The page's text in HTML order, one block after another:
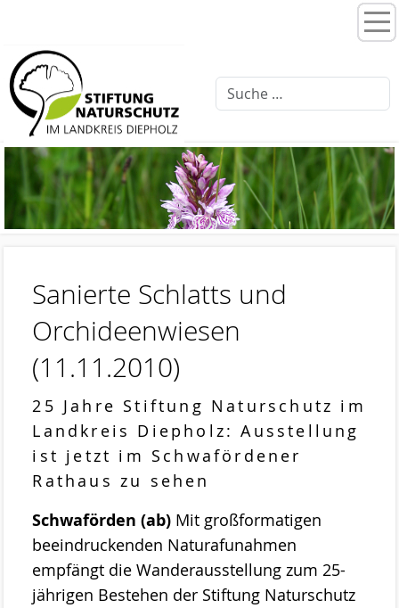
Home
Stiftungsprogramme
Moorentwicklung 3.0
Schlattprogramm
Fließgewässerrenaturierung
Ellernbäke
Brammer Bach
Feuchtwiesenpflege
Artenschutz
Stemweder Berg
Obstwiese „Auf den Bröken“
Sortenliste/Pflanzplan
Entwicklung von Obstwiesen in NW-
Deutschland
Heideentwicklung
Sanierte Schlatts und
Orchideenwiesen
(11.11.2010)
25 Jahre Stiftung Naturschutz im
Landkreis Diepholz: Ausstellung
ist jetzt im Schwafördener
Rathaus zu sehen
Schwaförden (ab) Mit großformatigen
beeindruckenden Naturafunahmen
empfängt die Wanderausstellung zum 25-
jährigen Bestehen der Stiftung Naturschutz